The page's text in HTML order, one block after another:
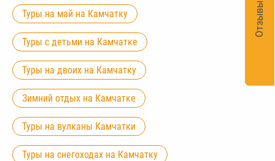
Туры на май на Камчатку
Туры с детьми на Камчатке
Туры на двоих на Камчатку
Зимний отдых на Камчатке
Туры на вулканы Камчатки
Туры на снегоходах на Камчатку
Отзывы